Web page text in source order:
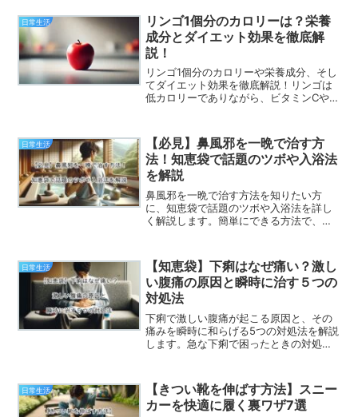
日常生活
リンゴ1個分のカロリーは？栄養
成分とダイエット効果を徹底解
説！
リンゴ1個分のカロリーや栄養成分、そし
てダイエット効果を徹底解説！リンゴは
低カロリーでありながら、ビタミンCや食
効果を高める食べ方や、簡単に取り入れ
られるレシピも紹介しています。毎日の
食事にリンゴを取り入れて、健康的な生
活を送りましょう。
日常生活
【必見】鼻風邪を一晩で治す方
法！知恵袋で話題のツボや入浴法
を解説
鼻風邪を一晩で治す方法を知りたい方
に、知恵袋で話題のツボや入浴法を詳し
く解説します。簡単にできる方法で、す
日常生活
【知恵袋】下痢はなぜ痛い？激し
い腹痛の原因と瞬時に治す５つの
対処法
下痢で激しい腹痛が起こる原因と、その
痛みを瞬時に和らげる5つの対処法を解説
します。急な下痢で困ったときの対処法
日常生活
【きつい靴を伸ばす方法】スニー
カーを快適に履く裏ワザ7選